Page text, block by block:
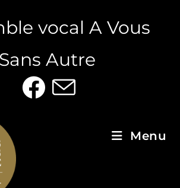
vocal A Vous
Sans Autre
Menu